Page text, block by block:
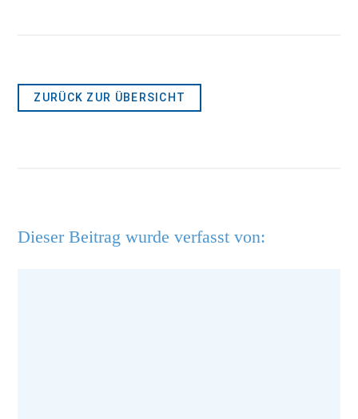
ZURÜCK ZUR ÜBERSICHT
Dieser Beitrag wurde verfasst von: